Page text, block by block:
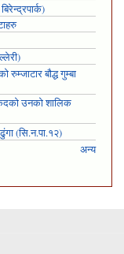
बौद्ध गुम्बा
उनको शालिक
(सि.न.पा.१२)
अन्य